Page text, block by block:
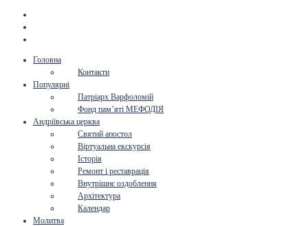
Головна
Контакти
Популярні
Патріарх Варфоломій
Фонд пам’яті МЕФОДІЯ
Андріївська церква
Святий апостол
Віртуальна екскурсія
Історія
Ремонт і реставрація
Внутрішнє оздоблення
Архітектура
Календар
Молитва